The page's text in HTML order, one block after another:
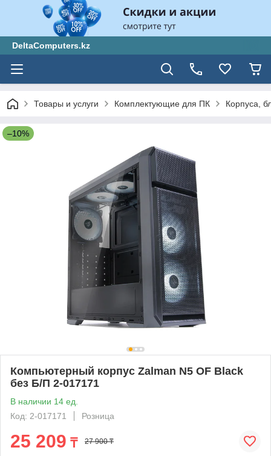
DeltaComputers.kz
Товары и услуги Комплектующие для ПК Корпуса,
–10%
Компьютерный корпус Zalman N5 OF Black
без Б/П 2-017171
В наличии 14 ед.
Код: 2-017171
Розница
25 209 ₸ 27 900 ₸